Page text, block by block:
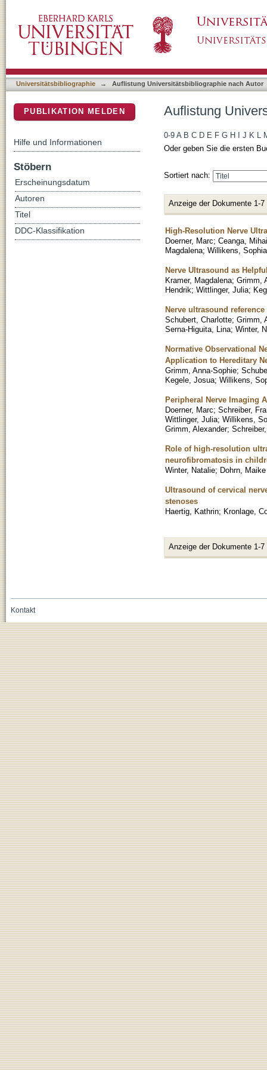
Universitätsbibliographie → Auflistung Universitätsbibliographie nach Autor
Auflistung
0-9 A B C D E F G H J K L
Oder geben Sie die ersten
Sortiert nach:
Anzeige der Dokumente 1-7
High-Resolution Nerve
Doerner, Marc; Ceanga, Mihai
Magdalena; Willikens, Sophia
Nerve Ultrasound as
Kramer, Magdalena; Grimm,
Hendrik; Wittlinger, Julia;
Nerve ultrasound
Schubert, Charlotte; Grimm,
Serna-Higuita, Lina; Winter,
Normative Observational
Application to Hereditary
Grimm, Anna-Sophie;
Kegele, Josua; Willikens,
Peripheral Nerve Imaging
Doerner, Marc; Schreiber,
Wittlinger, Julia; Willikens,
Grimm, Alexander;
Role of high-resolution
neurofibromatosis in
Winter, Natalie; Dohrn,
Ultrasound of cervical
stenoses
Haertig, Kathrin; Kronlage,
Anzeige der Dokumente 1-7
PUBLIKATION MELDEN
Hilfe und Informationen
Stöbern
Erscheinungsdatum
Autoren
Titel
DDC-Klassifikation
Kontakt